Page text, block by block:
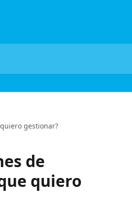
gestionar?
de
quiero